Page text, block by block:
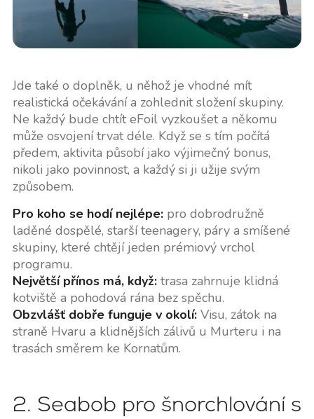
Jde také o doplněk, u něhož je vhodné mít
realistická očekávání a zohlednit složení skupiny.
Ne každý bude chtít eFoil vyzkoušet a někomu
může osvojení trvat déle. Když se s tím počítá
předem, aktivita působí jako výjimečný bonus,
nikoli jako povinnost, a každý si ji užije svým
způsobem.
Pro koho se hodí nejlépe:pro dobrodružně
laděné dospělé, starší teenagery, páry a smíšené
skupiny, které chtějí jeden prémiový vrchol
programu.
Největší přínos má, když:trasa zahrnuje klidná
kotviště a pohodová rána bez spěchu.
Obzvlášť dobře funguje v okolí:Visu, zátok na
straně Hvaru a klidnějších zálivů u Murteru i na
trasách směrem ke Kornatům.
2. Seabob pro šnorchlování s